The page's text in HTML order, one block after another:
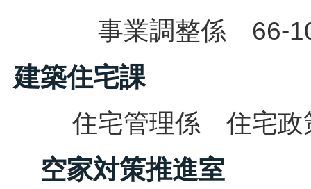
事業調整係 66-
建築住宅課
住宅管理係 住宅政
空家対策推進室